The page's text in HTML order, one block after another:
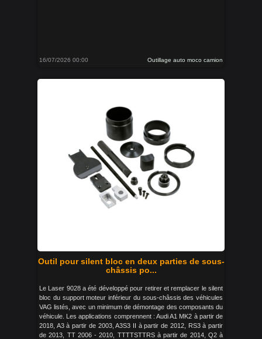
16/07/2026 00:00 Outillage auto moco camion
Outil pour silent bloc en deux parties de sous-
châssis po...
Le Laser 9028 a été développé pour retirer et remplacer le silent
bloc du support moteur inférieur du sous-châssis des véhicules
VAG listés, avec un minimum de démontage des composants du
véhicule. Les applications comprennent : Audi A1 MK2 à partir de
2018, A3 à partir de 2003, A3S3 II à partir de 2012, RS3 à partir
de 2013, TT 2006 - 2010, TTTTSTTRS à partir de 2014, Q2 à